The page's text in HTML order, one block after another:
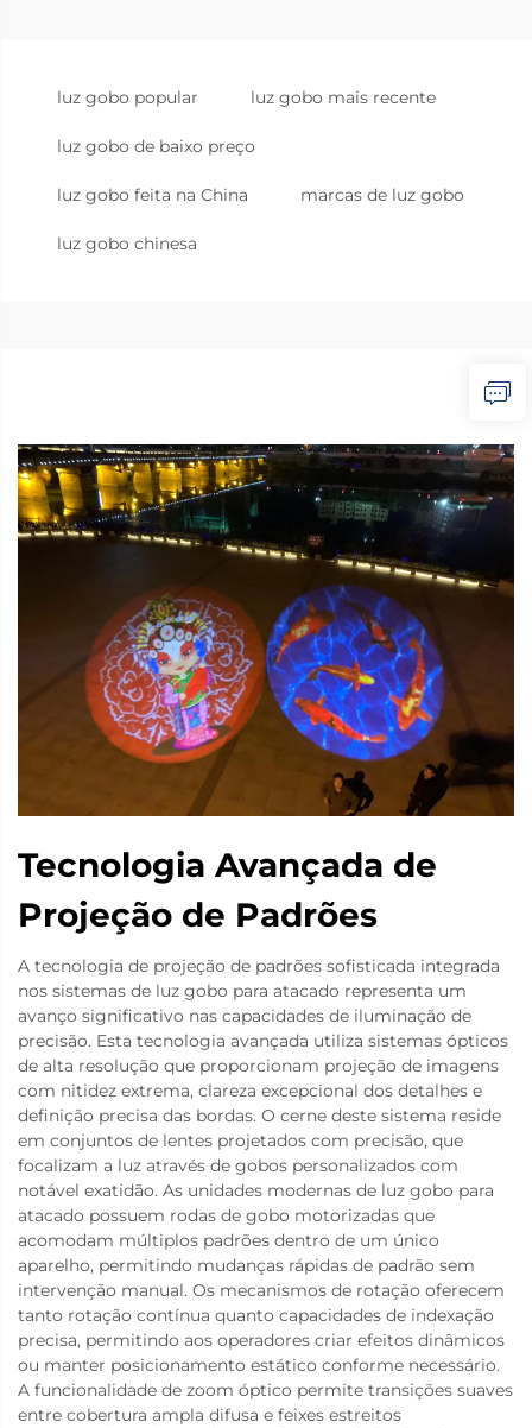
luz gobo popular luz gobo mais recente
luz gobo de baixo preço
luz gobo feita na China marcas de luz gobo
luz gobo chinesa
Tecnologia Avançada de
Projeção de Padrões
A tecnologia de projeção de padrões sofisticada integrada
nos sistemas de luz gobo para atacado representa um
avanço significativo nas capacidades de iluminação de
precisão. Esta tecnologia avançada utiliza sistemas ópticos
de alta resolução que proporcionam projeção de imagens
com nitidez extrema, clareza excepcional dos detalhes e
definição precisa das bordas. O cerne deste sistema reside
em conjuntos de lentes projetados com precisão, que
focalizam a luz através de gobos personalizados com
notável exatidão. As unidades modernas de luz gobo para
atacado possuem rodas de gobo motorizadas que
acomodam múltiplos padrões dentro de um único
aparelho, permitindo mudanças rápidas de padrão sem
intervenção manual. Os mecanismos de rotação oferecem
tanto rotação contínua quanto capacidades de indexação
precisa, permitindo aos operadores criar efeitos dinâmicos
ou manter posicionamento estático conforme necessário.
A funcionalidade de zoom óptico permite transições suaves
entre cobertura ampla difusa e feixes estreitos